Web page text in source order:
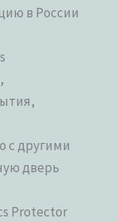
в России
с другими
дверь
Protector